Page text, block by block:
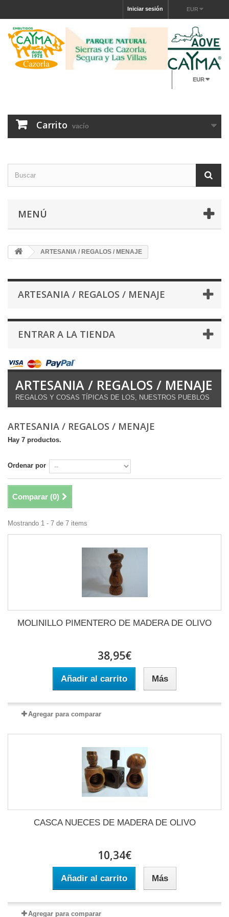
EUR
Iniciar sesión
EUR
Carrito vacío
MENÚ
ARTESANIA / REGALOS / MENAJE
ARTESANIA / REGALOS / MENAJE
ENTRAR A LA TIENDA
ARTESANIA / REGALOS / MENAJE
REGALOS Y COSAS TÍPICAS DE LOS, NUESTROS PUEBLOS
ARTESANIA / REGALOS / MENAJE
Hay 7 productos.
Ordenar por
Comparar (0)
Mostrando 1 - 7 de 7 items
MOLINILLO PIMENTERO DE MADERA DE OLIVO
38,95€
Añadir al carrito Más
Agregar para comparar
CASCA NUECES DE MADERA DE OLIVO
10,34€
Añadir al carrito Más
Agregar para comparar